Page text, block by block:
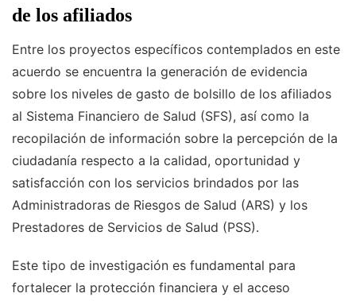
de los afiliados
Entre los proyectos específicos contemplados en este
acuerdo se encuentra la generación de evidencia
sobre los niveles de gasto de bolsillo de los afiliados
al Sistema Financiero de Salud (SFS), así como la
recopilación de información sobre la percepción de la
ciudadanía respecto a la calidad, oportunidad y
satisfacción con los servicios brindados por las
Administradoras de Riesgos de Salud (ARS) y los
Prestadores de Servicios de Salud (PSS).
Este tipo de investigación es fundamental para
fortalecer la protección financiera y el acceso